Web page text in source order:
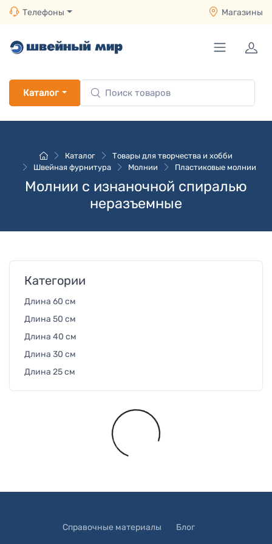
Телефоны Магазины
Каталог
Каталог
Товары для творчества и хобби
Швейная фурнитура
Молнии Пластиковые молнии
Молнии с изнаночной спиралью
неразъемные
Категории
Длина 60 см
Длина 50 см
Длина 40 см
Длина 30 см
Длина 25 см
Загружается...
Справочные материалы Блог